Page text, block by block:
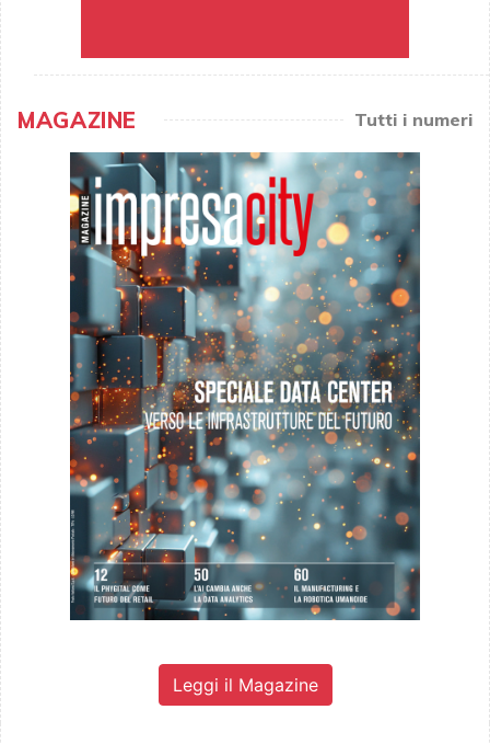
MAGAZINE Tutti i numeri
Leggi il Magazine